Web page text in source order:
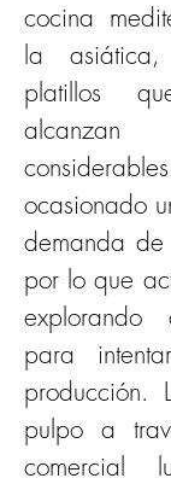
cocina
la
platillos
ocasionado
demanda de
por lo que
explorando
para
producción.
pulpo a
comercial